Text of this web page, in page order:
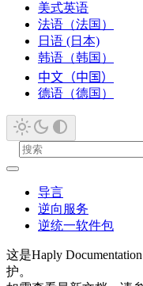
美式英语
法语（法国）
日语 (日本)
韩语（韩国）
中文（中国）
德语（德国）
导言
逆向服务
逆统一软件包
这是Haply
护。